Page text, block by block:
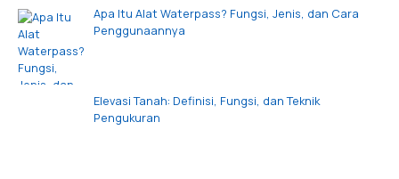
Apa Itu Alat Waterpass? Fungsi, Jenis, dan Cara
Penggunaannya
Elevasi Tanah: Definisi, Fungsi, dan Teknik
Pengukuran